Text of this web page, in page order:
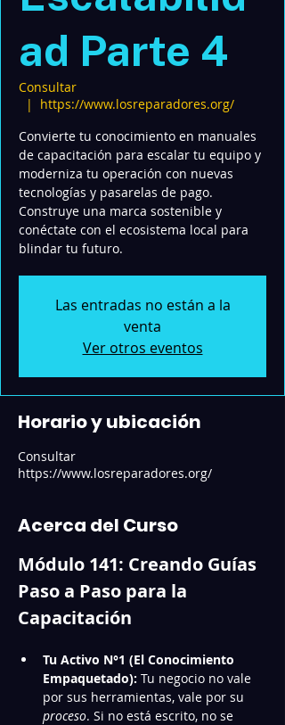
ad Parte 4
Consultar
  |
https://www.losreparadores.org/
Convierte tu conocimiento en manuales
de capacitación para escalar tu equipo y
moderniza tu operación con nuevas
tecnologías y pasarelas de pago.
Construye una marca sostenible y
conéctate con el ecosistema local para
blindar tu futuro.
Las entradas no están a la
venta
Ver otros eventos
Horario y ubicación
Consultar
https://www.losreparadores.org/
Acerca del Curso
Módulo 141: Creando Guías
Paso a Paso para la
Capacitación
Tu Activo N°1 (El Conocimiento
Empaquetado): Tu negocio no vale
por sus herramientas, vale por su
proceso. Si no está escrito, no se